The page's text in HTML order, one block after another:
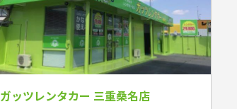
ガッツレンタカー 三重桑名店